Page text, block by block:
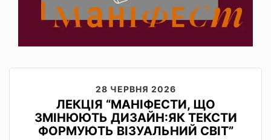
28 ЧЕРВНЯ 2026
ЛЕКЦІЯ “МАНІФЕСТИ, ЩО
ЗМІНЮЮТЬ ДИЗАЙН:ЯК ТЕКСТИ
ФОРМУЮТЬ ВІЗУАЛЬНИЙ СВІТ”